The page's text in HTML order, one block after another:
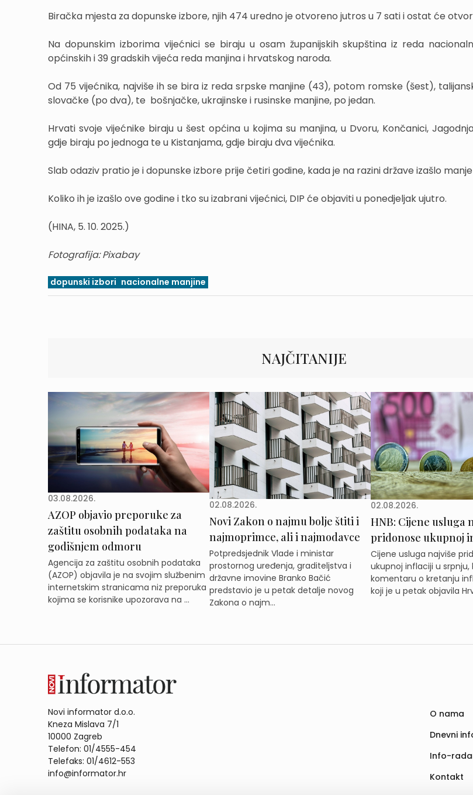
Biračka mjesta za dopunske izbore, njih 474 uredno je otvoreno jutros u 7 sati i ostat će
Na dopunskim izborima vijećnici se biraju u osam županijskih skupština iz reda
općinskih i 39 gradskih vijeća reda manjina i hrvatskog naroda.
Od 75 vijećnika, najviše ih se bira iz reda srpske manjine (43), potom romske (šest),
slovačke (po dva), te bošnjačke, ukrajinske i rusinske manjine, po jedan.
Hrvati svoje vijećnike biraju u šest općina u kojima su manjina, u Dvoru, Končanici,
gdje biraju po jednoga te u Kistanjama, gdje biraju dva vijećnika.
Slab odaziv pratio je i dopunske izbore prije četiri godine, kada je na razini države izašlo
Koliko ih je izašlo ove godine i tko su izabrani vijećnici, DIP će objaviti u ponedjeljak ujutro.
(HINA, 5. 10. 2025.)
Fotografija: Pixabay
dopunski izbori nacionalne manjine
NAJČITANIJE
03.08.2026.
AZOP objavio preporuke za
zaštitu osobnih podataka na
godišnjem odmoru
Agencija za zaštitu osobnih podataka
(AZOP) objavila je na svojim službenim
internetskim stranicama niz preporuka
kojima se korisnike upozorava na ...
02.08.2026.
Novi Zakon o najmu bolje štiti i
najmoprimce, ali i najmodavce
Potpredsjednik Vlade i ministar
prostornog uređenja, graditeljstva i
državne imovine Branko Bačić
predstavio je u petak detalje novog
Zakona o najm...
02.08.2026.
HNB: Cijene usluga
pridonose ukupnoj
Cijene usluga najviše
ukupnoj inflaciji u srpnju,
komentaru o kretanju
koji je u petak objavila
Novi informator d.o.o.
Kneza Mislava 7/1
10000 Zagreb
Telefon: 01/4555-454
Telefaks: 01/4612-553
info@informator.hr
O nama
Dnevni
Info-
Kontakt